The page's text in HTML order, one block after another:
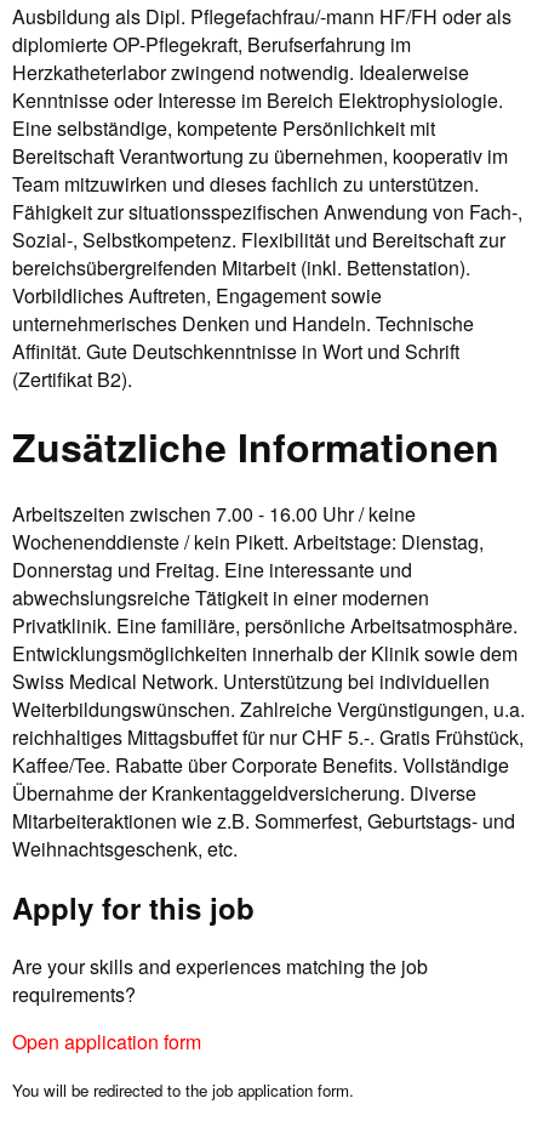
Ausbildung als Dipl. Pflegefachfrau/-mann HF/FH oder als
diplomierte OP-Pflegekraft, Berufserfahrung im
Herzkatheterlabor zwingend notwendig. Idealerweise
Kenntnisse oder Interesse im Bereich Elektrophysiologie.
Eine selbständige, kompetente Persönlichkeit mit
Bereitschaft Verantwortung zu übernehmen, kooperativ im
Team mitzuwirken und dieses fachlich zu unterstützen.
Fähigkeit zur situationsspezifischen Anwendung von Fach-,
Sozial-, Selbstkompetenz. Flexibilität und Bereitschaft zur
bereichsübergreifenden Mitarbeit (inkl. Bettenstation).
Vorbildliches Auftreten, Engagement sowie
unternehmerisches Denken und Handeln. Technische
Affinität. Gute Deutschkenntnisse in Wort und Schrift
(Zertifikat B2).
Zusätzliche Informationen
Arbeitszeiten zwischen 7.00 - 16.00 Uhr / keine
Wochenenddienste / kein Pikett. Arbeitstage: Dienstag,
Donnerstag und Freitag. Eine interessante und
abwechslungsreiche Tätigkeit in einer modernen
Privatklinik. Eine familiäre, persönliche Arbeitsatmosphäre.
Entwicklungsmöglichkeiten innerhalb der Klinik sowie dem
Swiss Medical Network. Unterstützung bei individuellen
Weiterbildungswünschen. Zahlreiche Vergünstigungen, u.a.
reichhaltiges Mittagsbuffet für nur CHF 5.-. Gratis Frühstück,
Kaffee/Tee. Rabatte über Corporate Benefits. Vollständige
Übernahme der Krankentaggeldversicherung. Diverse
Mitarbeiteraktionen wie z.B. Sommerfest, Geburtstags- und
Weihnachtsgeschenk, etc.
Apply for this job
Are your skills and experiences matching the job
requirements?
Open application form
You will be redirected to the job application form.